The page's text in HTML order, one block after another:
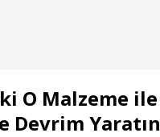
O Malzeme ile
Devrim Yaratın